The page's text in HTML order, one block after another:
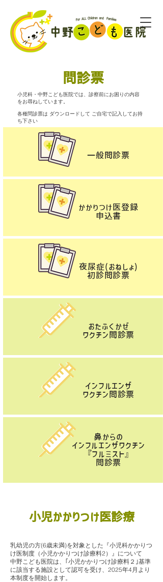
問診票
小児科・中野こども医院では、診察前にお困りの内容
をお尋ねしています。
​各種問診票は ダウンロードして ご自宅で記入してお持
ち下さい
一般問診票
かかりつけ医登録
​申込書
夜尿症(おねしょ)
初診問診票
​おたふくかぜ
ワクチン 問診票
インフルエンザ
ワクチン 問診票
鼻からの
インフルエンザワクチン
『フルミスト』
問診票
​小児かかりつけ医診療
乳幼児の方(6歳未満)を対象とした『小児科かかりつ
け医制度（小児かかりつけ診療料2）』について
中野こども医院は、｢小児かかりつけ診療料２｣基準
に該当する施設として認可を受け、2025年4月より
本制度を開始します。